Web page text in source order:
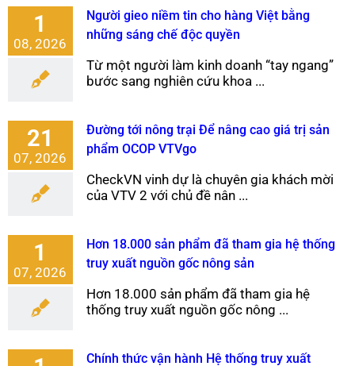
1
08, 2026
Người gieo niềm tin cho hàng Việt bằng
những sáng chế độc quyền
Từ một người làm kinh doanh “tay ngang”
bước sang nghiên cứu khoa ...
21
07, 2026
Đường tới nông trại Để nâng cao giá trị sản
phẩm OCOP VTVgo
CheckVN vinh dự là chuyên gia khách mời
của VTV 2 với chủ đề nân ...
1
07, 2026
Hơn 18.000 sản phẩm đã tham gia hệ thống
truy xuất nguồn gốc nông sản
Hơn 18.000 sản phẩm đã tham gia hệ
thống truy xuất nguồn gốc nông ...
Chính thức vận hành Hệ thống truy xuất